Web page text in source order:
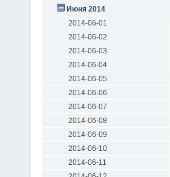
Июня 2014
2014-06-01
2014-06-02
2014-06-03
2014-06-04
2014-06-05
2014-06-06
2014-06-07
2014-06-08
2014-06-09
2014-06-10
2014-06-11